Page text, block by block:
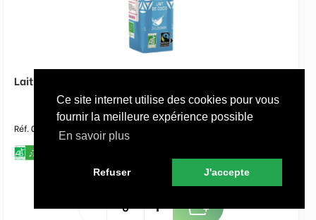
Ce site internet utilise des cookies pour vous
fournir la meilleure expérience possible
En savoir plus
Refuser J'accepte
Lait de coco Bio - BASE ORGANICS - Brique de 1 L
Réf. 029558